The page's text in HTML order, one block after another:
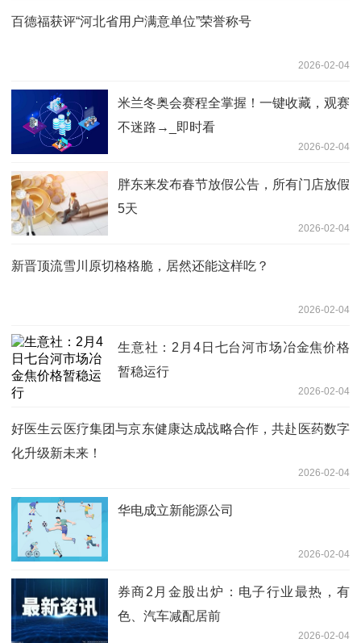
百德福获评“河北省用户满意单位”荣誉称号
2026-02-04
米兰冬奥会赛程全掌握！一键收藏，观赛
不迷路→_即时看
2026-02-04
胖东来发布春节放假公告，所有门店放假
5天
2026-02-04
新晋顶流雪川原切格格脆，居然还能这样吃？
2026-02-04
生意社：2月4日七台河市场冶金焦价格
暂稳运行
2026-02-04
好医生云医疗集团与京东健康达成战略合作，共赴医药数字
化升级新未来！
2026-02-04
华电成立新能源公司
2026-02-04
券商2月金股出炉：电子行业最热，有
色、汽车减配居前
2026-02-04